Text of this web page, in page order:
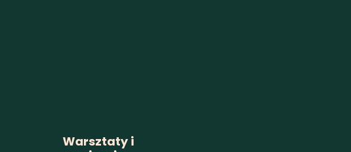
Warsztaty i